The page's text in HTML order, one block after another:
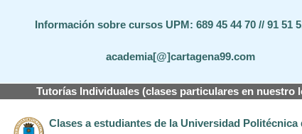
Información sobre cursos UPM: 689 45 44 70 // 91 51
academia[@]cartagena99.com
Tutorías Individuales (clases particulares en nuestro
Clases a estudiantes de la Universidad Politécnica